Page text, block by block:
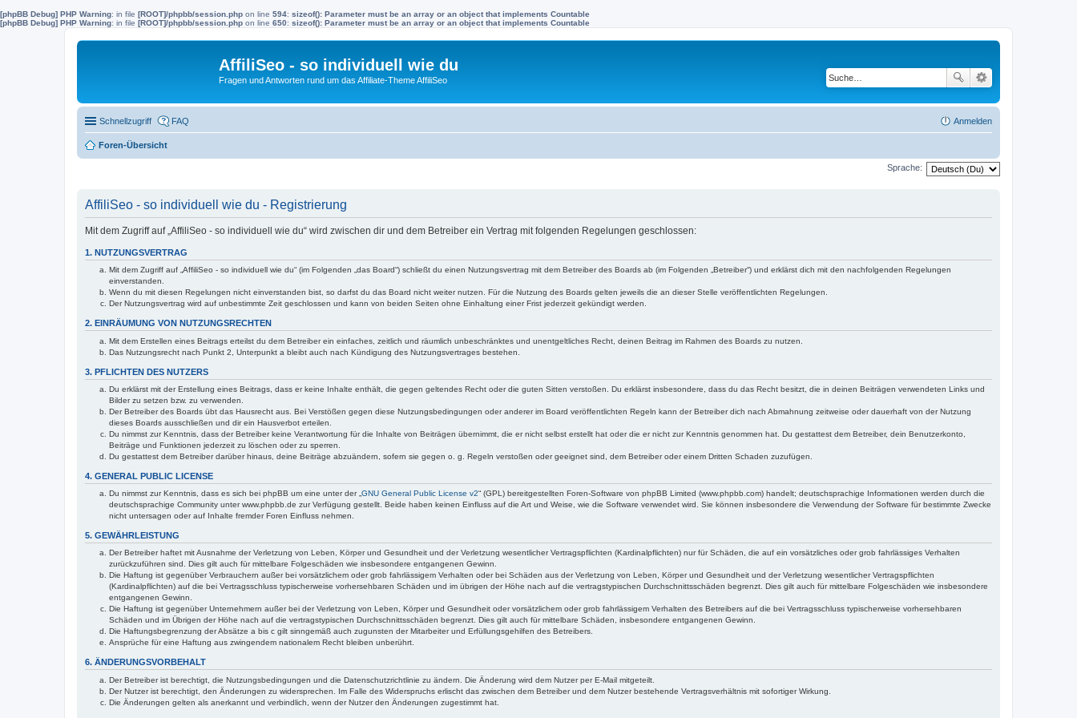
[phpBB Debug] PHP Warning: in file [ROOT]/phpbb/session.php on line 594: sizeof(): Parameter must be an array or an object that implements Countable
[phpBB Debug] PHP Warning: in file [ROOT]/phpbb/session.php on line 650: sizeof(): Parameter must be an array or an object that implements Countable
AffiliSeo - so individuell wie du
Fragen und Antworten rund um das Affiliate-Theme AffiliSeo
Schnellzugriff FAQ Anmelden
Foren-Übersicht
Sprache:
AffiliSeo - so individuell wie du - Registrierung
Mit dem Zugriff auf „AffiliSeo - so individuell wie du“ wird zwischen dir und dem Betreiber ein Vertrag mit folgenden Regelungen geschlossen:
1. NUTZUNGSVERTRAG
Mit dem Zugriff auf „AffiliSeo - so individuell wie du“ (im Folgenden „das Board“) schließt du einen Nutzungsvertrag mit dem Betreiber des Boards ab (im Folgenden „Betreiber“) und erklärst dich mit den nachfolgenden Regelungen
einverstanden.
Wenn du mit diesen Regelungen nicht einverstanden bist, so darfst du das Board nicht weiter nutzen. Für die Nutzung des Boards gelten jeweils die an dieser Stelle veröffentlichten Regelungen.
Der Nutzungsvertrag wird auf unbestimmte Zeit geschlossen und kann von beiden Seiten ohne Einhaltung einer Frist jederzeit gekündigt werden.
2. EINRÄUMUNG VON NUTZUNGSRECHTEN
Mit dem Erstellen eines Beitrags erteilst du dem Betreiber ein einfaches, zeitlich und räumlich unbeschränktes und unentgeltliches Recht, deinen Beitrag im Rahmen des Boards zu nutzen.
Das Nutzungsrecht nach Punkt 2, Unterpunkt a bleibt auch nach Kündigung des Nutzungsvertrages bestehen.
3. PFLICHTEN DES NUTZERS
Du erklärst mit der Erstellung eines Beitrags, dass er keine Inhalte enthält, die gegen geltendes Recht oder die guten Sitten verstoßen. Du erklärst insbesondere, dass du das Recht besitzt, die in deinen Beiträgen verwendeten Links und
Bilder zu setzen bzw. zu verwenden.
Der Betreiber des Boards übt das Hausrecht aus. Bei Verstößen gegen diese Nutzungsbedingungen oder anderer im Board veröffentlichten Regeln kann der Betreiber dich nach Abmahnung zeitweise oder dauerhaft von der Nutzung
dieses Boards ausschließen und dir ein Hausverbot erteilen.
Du nimmst zur Kenntnis, dass der Betreiber keine Verantwortung für die Inhalte von Beiträgen übernimmt, die er nicht selbst erstellt hat oder die er nicht zur Kenntnis genommen hat. Du gestattest dem Betreiber, dein Benutzerkonto,
Beiträge und Funktionen jederzeit zu löschen oder zu sperren.
Du gestattest dem Betreiber darüber hinaus, deine Beiträge abzuändern, sofern sie gegen o. g. Regeln verstoßen oder geeignet sind, dem Betreiber oder einem Dritten Schaden zuzufügen.
4. GENERAL PUBLIC LICENSE
Du nimmst zur Kenntnis, dass es sich bei phpBB um eine unter der „ GNU General Public License v2“ (GPL) bereitgestellten Foren-Software von phpBB Limited (www.phpbb.com) handelt; deutschsprachige Informationen werden durch die
deutschsprachige Community unter www.phpbb.de zur Verfügung gestellt. Beide haben keinen Einfluss auf die Art und Weise, wie die Software verwendet wird. Sie können insbesondere die Verwendung der Software für bestimmte Zwecke
nicht untersagen oder auf Inhalte fremder Foren Einfluss nehmen.
5. GEWÄHRLEISTUNG
Der Betreiber haftet mit Ausnahme der Verletzung von Leben, Körper und Gesundheit und der Verletzung wesentlicher Vertragspflichten (Kardinalpflichten) nur für Schäden, die auf ein vorsätzliches oder grob fahrlässiges Verhalten
zurückzuführen sind. Dies gilt auch für mittelbare Folgeschäden wie insbesondere entgangenen Gewinn.
Die Haftung ist gegenüber Verbrauchern außer bei vorsätzlichem oder grob fahrlässigem Verhalten oder bei Schäden aus der Verletzung von Leben, Körper und Gesundheit und der Verletzung wesentlicher Vertragspflichten
(Kardinalpflichten) auf die bei Vertragsschluss typischerweise vorhersehbaren Schäden und im übrigen der Höhe nach auf die vertragstypischen Durchschnittsschäden begrenzt. Dies gilt auch für mittelbare Folgeschäden wie insbesondere
entgangenen Gewinn.
Die Haftung ist gegenüber Unternehmern außer bei der Verletzung von Leben, Körper und Gesundheit oder vorsätzlichem oder grob fahrlässigem Verhalten des Betreibers auf die bei Vertragsschluss typischerweise vorhersehbaren
Schäden und im Übrigen der Höhe nach auf die vertragstypischen Durchschnittsschäden begrenzt. Dies gilt auch für mittelbare Schäden, insbesondere entgangenen Gewinn.
Die Haftungsbegrenzung der Absätze a bis c gilt sinngemäß auch zugunsten der Mitarbeiter und Erfüllungsgehilfen des Betreibers.
Ansprüche für eine Haftung aus zwingendem nationalem Recht bleiben unberührt.
6. ÄNDERUNGSVORBEHALT
Der Betreiber ist berechtigt, die Nutzungsbedingungen und die Datenschutzrichtlinie zu ändern. Die Änderung wird dem Nutzer per E-Mail mitgeteilt.
Der Nutzer ist berechtigt, den Änderungen zu widersprechen. Im Falle des Widerspruchs erlischt das zwischen dem Betreiber und dem Nutzer bestehende Vertragsverhältnis mit sofortiger Wirkung.
Die Änderungen gelten als anerkannt und verbindlich, wenn der Nutzer den Änderungen zugestimmt hat.